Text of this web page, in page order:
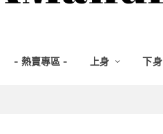
- 熱賣專區 - 上身 下身